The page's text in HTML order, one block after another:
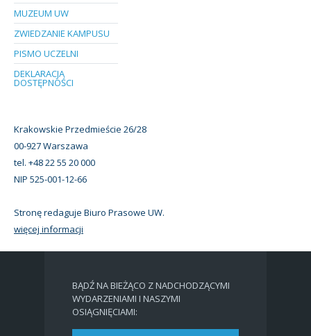
MUZEUM UW
ZWIEDZANIE KAMPUSU
PISMO UCZELNI
DEKLARACJA
DOSTĘPNOŚCI
Krakowskie Przedmieście 26/28
00-927 Warszawa
tel. +48 22 55 20 000
NIP 525-001-12-66
Stronę redaguje Biuro Prasowe UW.
więcej informacji
BĄDŹ NA BIEŻĄCO Z NADCHODZĄCYMI
WYDARZENIAMI I NASZYMI
OSIĄGNIĘCIAMI: